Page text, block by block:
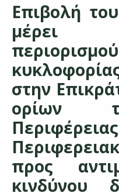
Επιβολή
μέρει
στην
ορίων
προς
κινδύνου